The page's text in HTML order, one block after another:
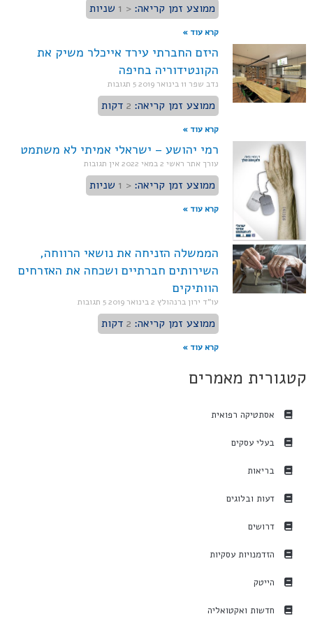
ממוצע זמן קריאה: < 1 שניות
קרא עוד »
היזם החברתי עירד אייכלר משיק את
הקונטידוריה בחיפה
נדב שפר 11 בינואר 2019 5 תגובות
ממוצע זמן קריאה: 2 דקות
קרא עוד »
רמי יהושע – ישראלי אמיתי לא משתמט
עורך אתר ראשי 2 במאי 2022 אין תגובות
ממוצע זמן קריאה: < 1 שניות
קרא עוד »
הממשלה הזניחה את נושאי הרווחה,
השירותים חברתיים ושכחה את האזרחים
הוותיקים
עו"ד ירון ברנהולץ 2 בינואר 2019 5 תגובות
ממוצע זמן קריאה: 2 דקות
קרא עוד »
קטגורית מאמרים
אסתטיקה רפואית
בעלי עסקים
בריאות
דעות ובלוגים
דרושים
הזדמנויות עסקיות
הייטק
חדשות ואקטואליה